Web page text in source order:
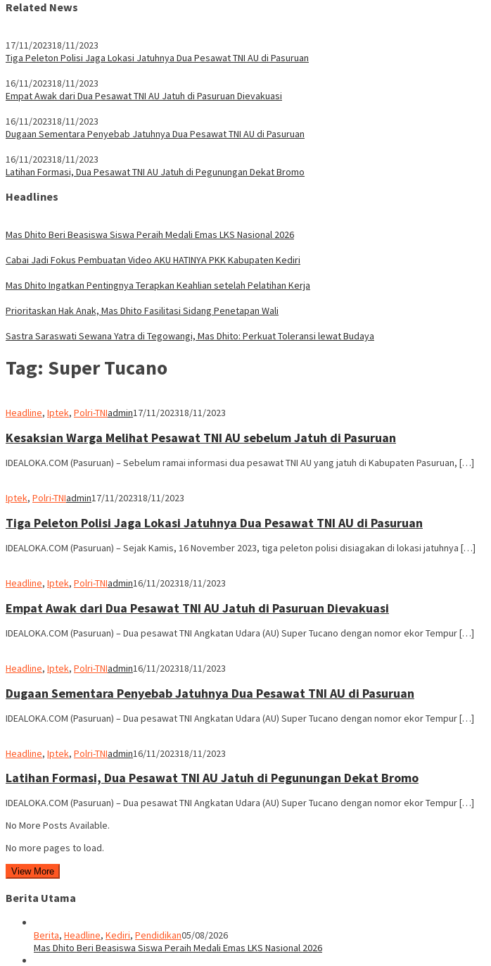
Related News
17/11/202318/11/2023
Tiga Peleton Polisi Jaga Lokasi Jatuhnya Dua Pesawat TNI AU di Pasuruan
16/11/202318/11/2023
Empat Awak dari Dua Pesawat TNI AU Jatuh di Pasuruan Dievakuasi
16/11/202318/11/2023
Dugaan Sementara Penyebab Jatuhnya Dua Pesawat TNI AU di Pasuruan
16/11/202318/11/2023
Latihan Formasi, Dua Pesawat TNI AU Jatuh di Pegunungan Dekat Bromo
Headlines
Mas Dhito Beri Beasiswa Siswa Peraih Medali Emas LKS Nasional 2026
Cabai Jadi Fokus Pembuatan Video AKU HATINYA PKK Kabupaten Kediri
Mas Dhito Ingatkan Pentingnya Terapkan Keahlian setelah Pelatihan Kerja
Prioritaskan Hak Anak, Mas Dhito Fasilitasi Sidang Penetapan Wali
Sastra Saraswati Sewana Yatra di Tegowangi, Mas Dhito: Perkuat Toleransi lewat Budaya
Tag: Super Tucano
Headline, Iptek, Polri-TNIadmin17/11/202318/11/2023
Kesaksian Warga Melihat Pesawat TNI AU sebelum Jatuh di Pasuruan
IDEALOKA.COM (Pasuruan) – Sebelum ramai informasi dua pesawat TNI AU yang jatuh di Kabupaten Pasuruan, […]
Iptek, Polri-TNIadmin17/11/202318/11/2023
Tiga Peleton Polisi Jaga Lokasi Jatuhnya Dua Pesawat TNI AU di Pasuruan
IDEALOKA.COM (Pasuruan) – Sejak Kamis, 16 November 2023, tiga peleton polisi disiagakan di lokasi jatuhnya […]
Headline, Iptek, Polri-TNIadmin16/11/202318/11/2023
Empat Awak dari Dua Pesawat TNI AU Jatuh di Pasuruan Dievakuasi
IDEALOKA.COM (Pasuruan) – Dua pesawat TNI Angkatan Udara (AU) Super Tucano dengan nomor ekor Tempur […]
Headline, Iptek, Polri-TNIadmin16/11/202318/11/2023
Dugaan Sementara Penyebab Jatuhnya Dua Pesawat TNI AU di Pasuruan
IDEALOKA.COM (Pasuruan) – Dua pesawat TNI Angkatan Udara (AU) Super Tucano dengan nomor ekor Tempur […]
Headline, Iptek, Polri-TNIadmin16/11/202318/11/2023
Latihan Formasi, Dua Pesawat TNI AU Jatuh di Pegunungan Dekat Bromo
IDEALOKA.COM (Pasuruan) – Dua pesawat TNI Angkatan Udara (AU) Super Tucano dengan nomor ekor Tempur […]
No More Posts Available.
No more pages to load.
View More
Berita Utama
Berita, Headline, Kediri, Pendidikan05/08/2026
Mas Dhito Beri Beasiswa Siswa Peraih Medali Emas LKS Nasional 2026